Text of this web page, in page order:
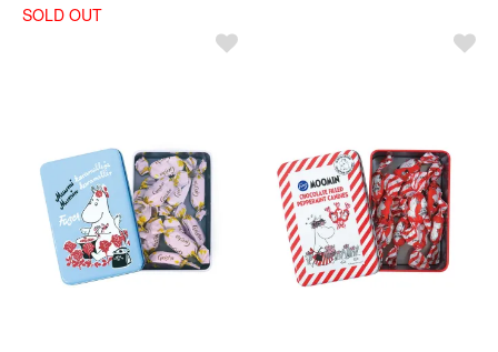
SOLD OUT